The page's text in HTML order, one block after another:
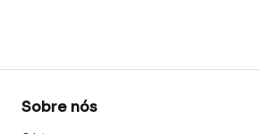
Sobre nós